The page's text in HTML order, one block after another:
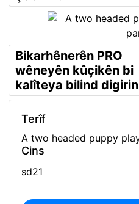
Bikarhênerên PRO
wêneyên kûçikên bi
kalîteya bilind digirin
Terîf
A two headed puppy
Cins
sd21